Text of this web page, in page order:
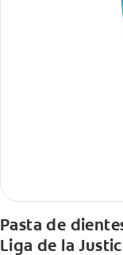
Pasta de
Liga de la